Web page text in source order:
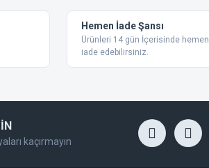
Hemen İade Şansı
Ürünleri 14 gün İçerisinde hemen
iade edebilirsiniz.
kaçırmayın